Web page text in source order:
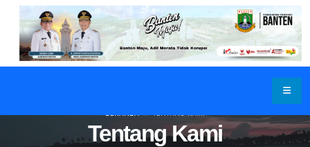
Tentang Kami
BERANDA TENTANG KAMI